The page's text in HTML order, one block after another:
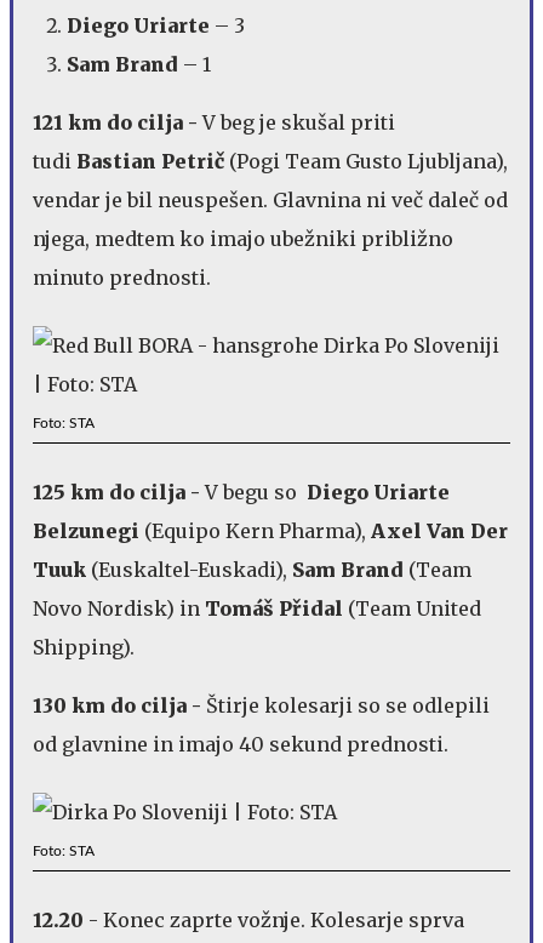
Diego Uriarte – 3
Sam Brand – 1
121 km do cilja -V beg je skušal priti
tudi Bastian Petrič (Pogi Team Gusto Ljubljana),
vendar je bil neuspešen. Glavnina ni več daleč od
njega, medtem ko imajo ubežniki približno
minuto prednosti.
Foto: STA
125 km do cilja -V begu so Diego Uriarte
Belzunegi (Equipo Kern Pharma), Axel Van Der
Tuuk (Euskaltel-Euskadi), Sam Brand (Team
Novo Nordisk) in Tomáš Přidal (Team United
Shipping).
130 km do cilja - Štirje kolesarji so se odlepili
od glavnine in imajo 40 sekund prednosti.
Foto: STA
12.20 - Konec zaprte vožnje. Kolesarje sprva